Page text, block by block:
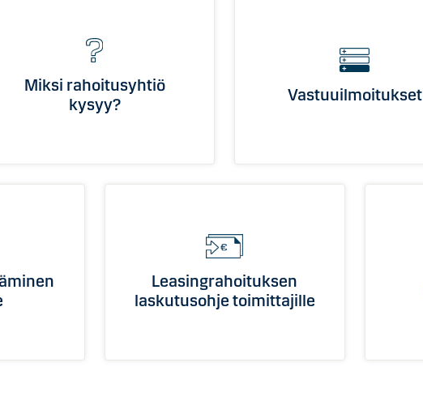
Miksi rahoitusyhtiö
kysyy?
Vastuuilmoitukset
Leasingrahoituksen
laskutusohje toimittajille